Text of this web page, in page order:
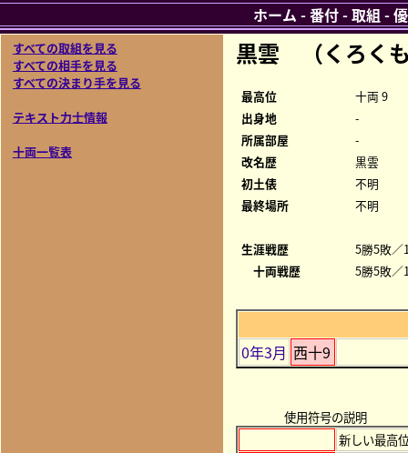
すべての取組を見る
すべての相手を見る
すべての決まり手を見る
テキスト力士情報
十両一覧表
黒雲 （くろく
最高位
十両 9
出身地
-
所属部屋
-
改名歴
黒雲
初土俵
不明
最終場所
不明
生涯戦歴
5勝5敗／
十両戦歴
5勝5敗／
0年3月 西十9
使用符号の説明
新しい最高
ホーム -番付-取組 -